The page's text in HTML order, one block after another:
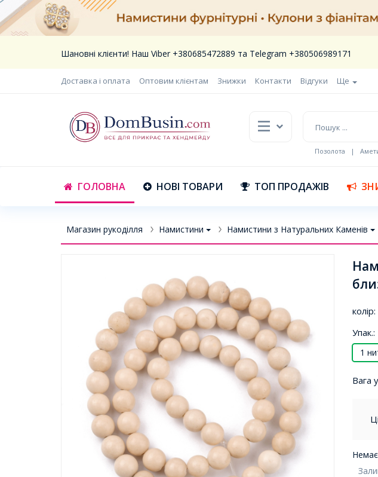
Шановні клієнти! Наш Viber +380685472889 та Telegram +380506989171
Доставка і оплата Оптовим клієнтам Знижки Контакти Відгуки Ще
Позолота |
ГОЛОВНА НОВІ ТОВАРИ ТОП ПРОДАЖІВ
Магазин рукоділля Намистини Намистини з Натуральних Каменів
колір:
Упак.:
1
Вага